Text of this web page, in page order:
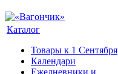
Каталог
Товары к 1 Сентября
Календари
Ежедневники и